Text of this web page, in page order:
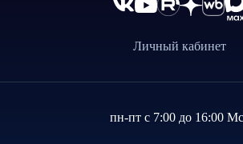
Личный кабинет
пн-пт с 7:00 до 16:00